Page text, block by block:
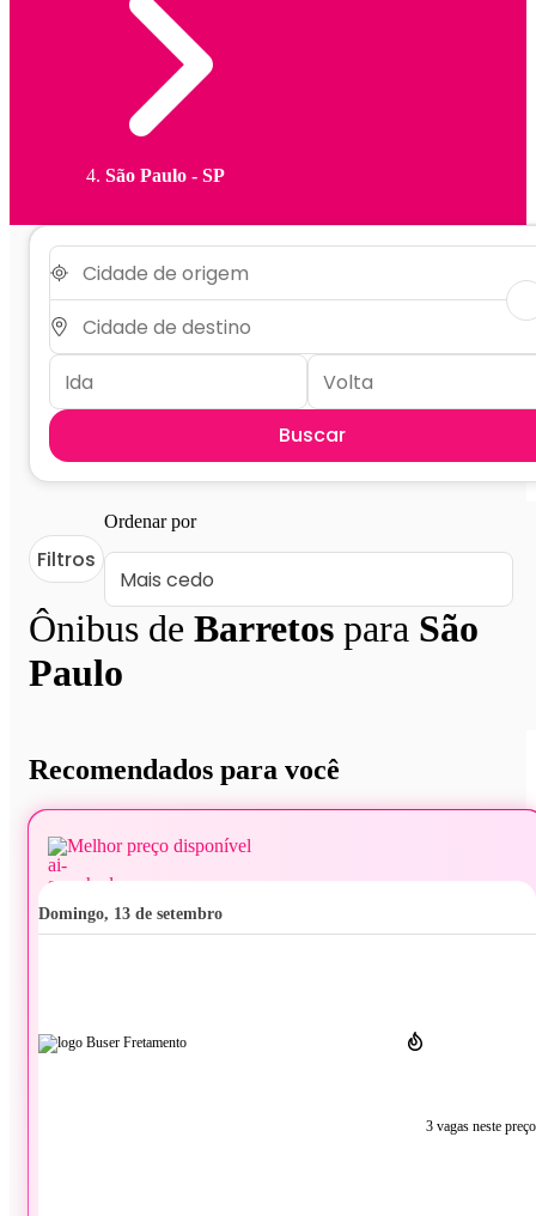
São Paulo - SP
Buscar
Ônibus de Barretos para São
Paulo
Filtros
Ordenar por
Recomendados para você
Melhor preço disponível
domingo, 13 de setembro
3 vagas neste preço